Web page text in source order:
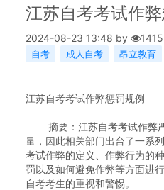
江苏自考考试作弊
2024-08-23 13:48 by 1415
自考 成人自考 昂立教育
江苏自考考试作弊惩罚规例
摘要：江苏自考考试作弊
量，因此相关部门出台了一系
考试作弊的定义、作弊行为的
罚以及如何避免作弊等方面进
自考考生的重视和警惕。